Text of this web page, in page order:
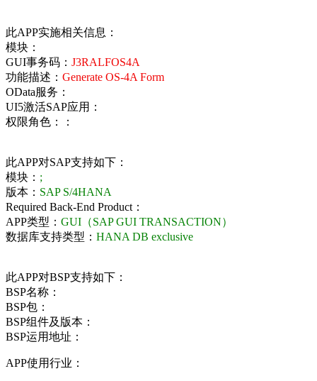
此APP实施相关信息：
模块：
GUI事务码： J3RALFOS4A
功能描述： Generate OS-4A Form
OData服务：
UI5激活SAP应用：
权限角色：：
此APP对SAP支持如下：
模块： ;
版本： SAP S/4HANA
Required Back-End Product：
APP类型： GUI（SAP GUI TRANSACTION）
数据库支持类型： HANA DB exclusive
此APP对BSP支持如下：
BSP名称：
BSP包：
BSP组件及版本：
BSP运用地址：
APP使用行业：